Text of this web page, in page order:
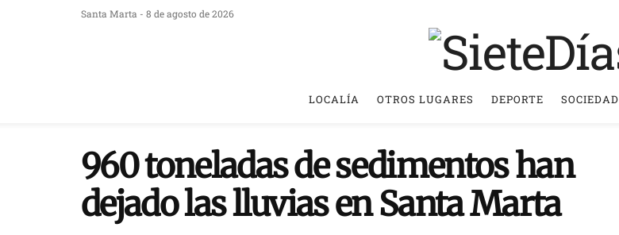
Santa Marta - 8 de agosto de 2026
LOCALÍA OTROS LUGARES DEPORTE SOCIEDAD
960 toneladas de sedimentos han
dejado las lluvias en Santa Marta